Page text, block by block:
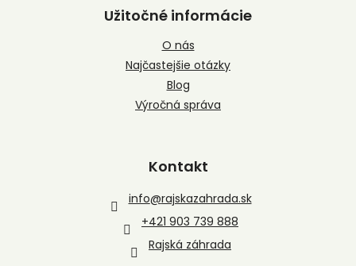
Užitočné informácie
O nás
Najčastejšie otázky
Blog
Výročná správa
Kontakt
info@rajskazahrada.sk
+421 903 739 888
Rajská záhrada